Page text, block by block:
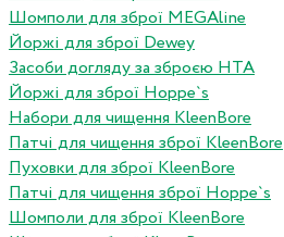
Шомполи для зброї MEGAline
Йоржі для зброї Dewey
Засоби догляду за зброєю HTA
Йоржі для зброї Hoppe`s
Набори для чищення KleenBore
Патчі для чищення зброї KleenBore
Пуховки для зброї KleenBore
Патчі для чищення зброї Hoppe`s
Шомполи для зброї KleenBore